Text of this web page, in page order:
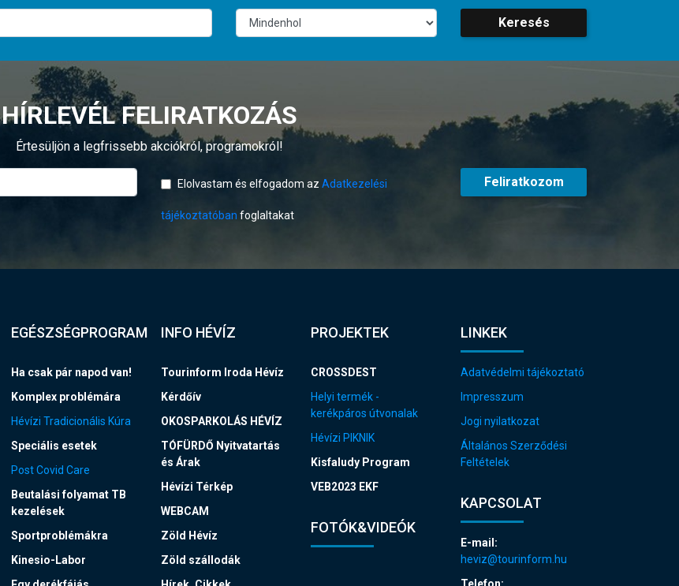
Keresés
HÍRLEVÉL FELIRATKOZÁS
Értesüljön a legfrissebb akciókról, programokról!
Elolvastam és elfogadom az Adatkezelési
tájékoztatóban foglaltakat
Feliratkozom
EGÉSZSÉGPROGRAM
Ha csak pár napod van!
Komplex problémára
Hévízi Tradicionális Kúra
Speciális esetek
Post Covid Care
Beutalási folyamat TB
kezelések
Sportproblémákra
Kinesio-Labor
INFO HÉVÍZ
Tourinform Iroda Hévíz
Kérdőív
OKOSPARKOLÁS HÉVÍZ
TÓFÜRDŐ Nyitvatartás
és Árak
Hévízi Térkép
WEBCAM
Zöld Hévíz
Zöld szállodák
PROJEKTEK
CROSSDEST
Helyi termék -
kerékpáros útvonalak
Hévízi PIKNIK
Kisfaludy Program
VEB2023 EKF
FOTÓK&VIDEÓK
LINKEK
Adatvédelmi tájékoztató
Impresszum
Jogi nyilatkozat
Általános Szerződési
Feltételek
KAPCSOLAT
E-mail:
heviz@tourinform.hu
Telefon: